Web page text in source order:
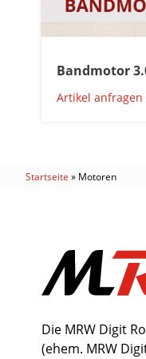
Bandmotor
Artikel anfragen
Startseite » Motoren
Die MRW Digit
(ehem. MRW